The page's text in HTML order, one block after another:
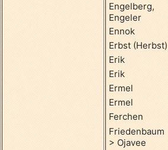
Engelberg,
Engeler
Ennok
Erbst (Herbst)
Erik
Erik
Ermel
Ermel
Ferchen
Friedenbaum
> Ojavee